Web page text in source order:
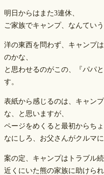
明日からはまた3連休、
ご家族でキャンプ、なんてい
洋の東西を問わず、キャンプ
のかな、
と思わせるのがこの、『パパ
す。
表紙から感じるのは、キャン
な、と思いますが、
ページをめくると最初からち
なにしろ、お父さんがクルマ
案の定、キャンプはトラブル続
近くにいた熊の家族に助けられ